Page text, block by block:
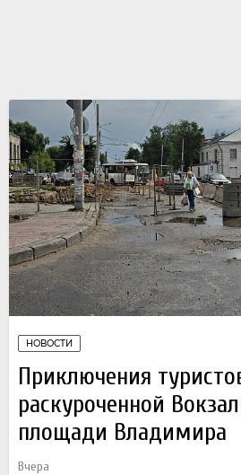
НОВОСТИ
Приключения
раскуроченной
площади Владимира
Вчера